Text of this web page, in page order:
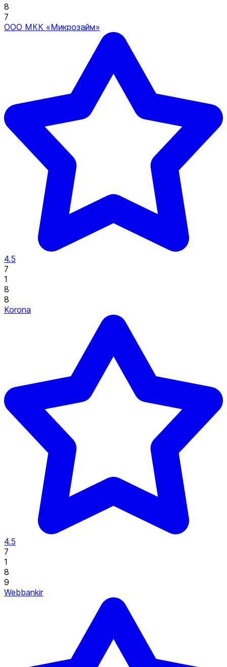
8
7
ООО МКК «Микрозайм»
4.5
7
1
8
8
Korona
4.5
7
1
8
9
Webbankir